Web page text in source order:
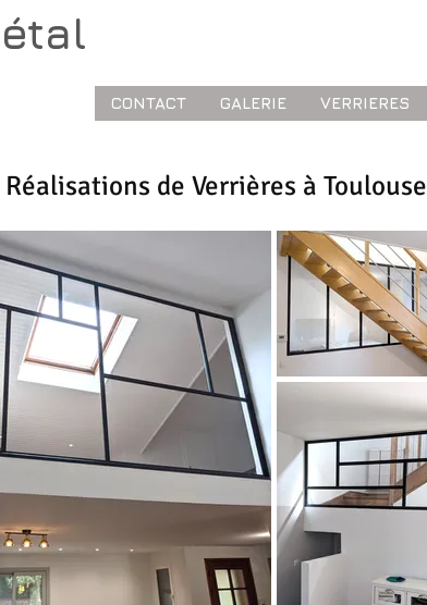
CONTACT GALERIE VERRIERES
de Verrières à Toulouse